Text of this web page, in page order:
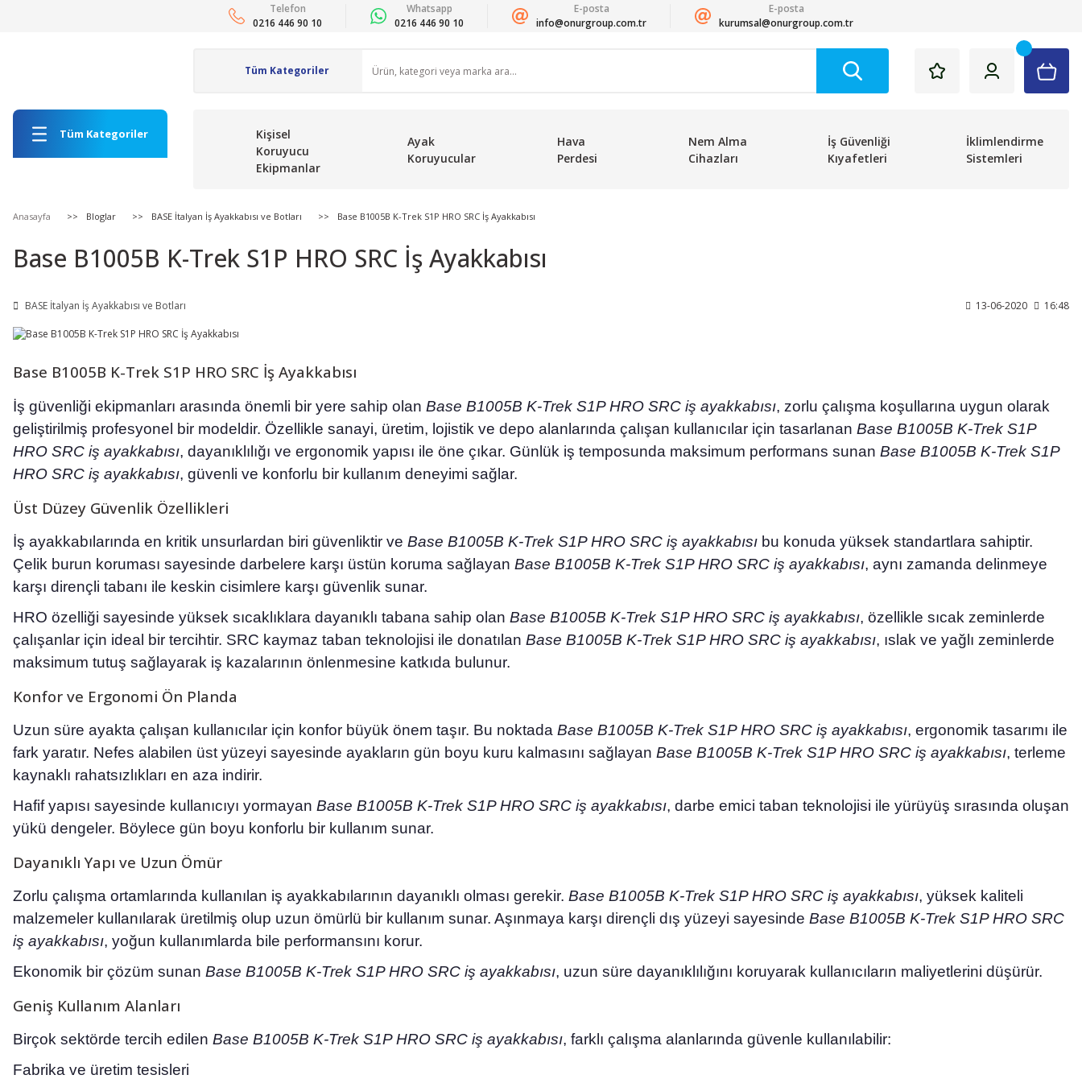
Telefon
0216 446 90 10
Whatsapp
0216 446 90 10
E-posta
info@onurgroup.com.tr
E-posta
kurumsal@onurgroup.com.tr
Tüm Kategoriler
Kişisel
Koruyucu
Ekipmanlar
Ayak
Koruyucular
Hava
Perdesi
Nem Alma
Cihazları
İş Güvenliği
Kıyafetleri
İklimlendirme
Sistemleri
Anasayfa Bloglar BASE İtalyan İş Ayakkabısı ve Botları Base B1005B K-Trek S1P HRO SRC İş Ayakkabısı
Base B1005B K-Trek S1P HRO SRC İş Ayakkabısı
BASE İtalyan İş Ayakkabısı ve Botları 13-06-2020 16:48
Base B1005B K-Trek S1P HRO SRC İş Ayakkabısı
İş güvenliği ekipmanları arasında önemli bir yere sahip olan Base B1005B K-Trek S1P HRO SRC iş ayakkabısı, zorlu çalışma koşullarına uygun olarak
geliştirilmiş profesyonel bir modeldir. Özellikle sanayi, üretim, lojistik ve depo alanlarında çalışan kullanıcılar için tasarlanan Base B1005B K-Trek S1P
HRO SRC iş ayakkabısı, dayanıklılığı ve ergonomik yapısı ile öne çıkar. Günlük iş temposunda maksimum performans sunan Base B1005B K-Trek S1P
HRO SRC iş ayakkabısı, güvenli ve konforlu bir kullanım deneyimi sağlar.
Üst Düzey Güvenlik Özellikleri
İş ayakkabılarında en kritik unsurlardan biri güvenliktir ve Base B1005B K-Trek S1P HRO SRC iş ayakkabısı bu konuda yüksek standartlara sahiptir.
Çelik burun koruması sayesinde darbelere karşı üstün koruma sağlayan Base B1005B K-Trek S1P HRO SRC iş ayakkabısı, aynı zamanda delinmeye
karşı dirençli tabanı ile keskin cisimlere karşı güvenlik sunar.
HRO özelliği sayesinde yüksek sıcaklıklara dayanıklı tabana sahip olan Base B1005B K-Trek S1P HRO SRC iş ayakkabısı, özellikle sıcak zeminlerde
çalışanlar için ideal bir tercihtir. SRC kaymaz taban teknolojisi ile donatılan Base B1005B K-Trek S1P HRO SRC iş ayakkabısı, ıslak ve yağlı zeminlerde
maksimum tutuş sağlayarak iş kazalarının önlenmesine katkıda bulunur.
Konfor ve Ergonomi Ön Planda
Uzun süre ayakta çalışan kullanıcılar için konfor büyük önem taşır. Bu noktada Base B1005B K-Trek S1P HRO SRC iş ayakkabısı, ergonomik tasarımı ile
fark yaratır. Nefes alabilen üst yüzeyi sayesinde ayakların gün boyu kuru kalmasını sağlayan Base B1005B K-Trek S1P HRO SRC iş ayakkabısı, terleme
kaynaklı rahatsızlıkları en aza indirir.
Hafif yapısı sayesinde kullanıcıyı yormayan Base B1005B K-Trek S1P HRO SRC iş ayakkabısı, darbe emici taban teknolojisi ile yürüyüş sırasında oluşan
yükü dengeler. Böylece gün boyu konforlu bir kullanım sunar.
Dayanıklı Yapı ve Uzun Ömür
Zorlu çalışma ortamlarında kullanılan iş ayakkabılarının dayanıklı olması gerekir. Base B1005B K-Trek S1P HRO SRC iş ayakkabısı, yüksek kaliteli
malzemeler kullanılarak üretilmiş olup uzun ömürlü bir kullanım sunar. Aşınmaya karşı dirençli dış yüzeyi sayesinde Base B1005B K-Trek S1P HRO SRC
iş ayakkabısı, yoğun kullanımlarda bile performansını korur.
Ekonomik bir çözüm sunan Base B1005B K-Trek S1P HRO SRC iş ayakkabısı, uzun süre dayanıklılığını koruyarak kullanıcıların maliyetlerini düşürür.
Geniş Kullanım Alanları
Birçok sektörde tercih edilen Base B1005B K-Trek S1P HRO SRC iş ayakkabısı, farklı çalışma alanlarında güvenle kullanılabilir:
Fabrika ve üretim tesisleri